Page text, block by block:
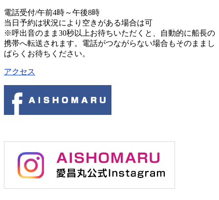
電話受付/午前4時～午後8時
当日予約は状況により空きがある場合は可
※呼出音のまま30秒以上お待ちいただくと、自動的に船長の
携帯へ転送されます。電話がつながらない場合もそのままし
ばらくお待ちください。
アクセス